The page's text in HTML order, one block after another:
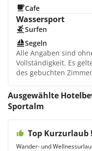
Cafe
Wassersport
Surfen
Segeln
Alle Angaben sind
Vollständigkeit. Es
des gebuchten
Ausgewählte
Sportalm
Top Kurzurlaub !
Wander- und